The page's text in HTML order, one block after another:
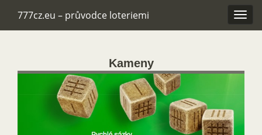
777cz.eu – průvodce loteriemi
Kameny